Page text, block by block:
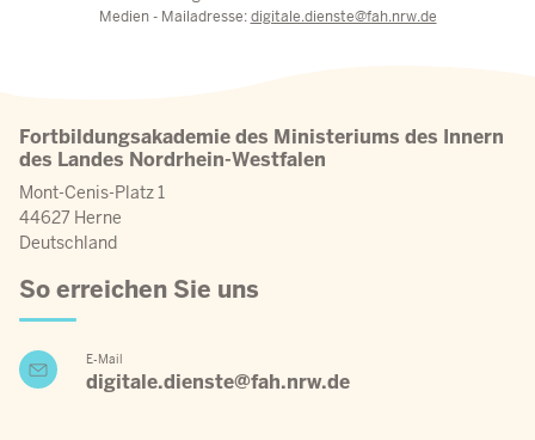
Medien - Mailadresse:digitale.dienste@fah.nrw.de
Fortbildungsakademie des Ministeriums des Innern
des Landes Nordrhein-Westfalen
Mont-Cenis-Platz 1
44627 Herne
Deutschland
So erreichen Sie uns
E-Mail
digitale.dienste@fah.nrw.de